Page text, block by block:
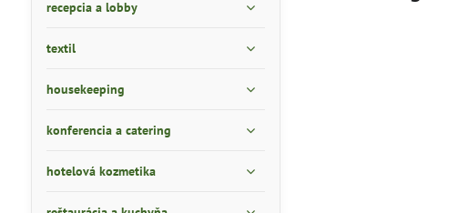
recepcia a lobby
textil
housekeeping
konferencia a catering
hotelová kozmetika